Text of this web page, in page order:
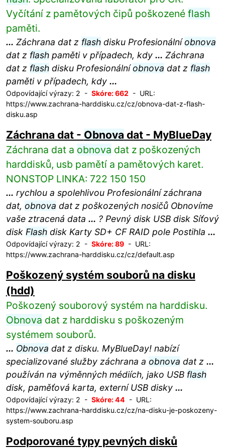
Vyčítání z pamětových čipů poškozené flash
paměti.
... Záchrana dat z flashdisku Profesionálníobnova
dat z flashpaměti v případech, kdy ... Záchrana
dat z flashdisku Profesionálníobnova dat z flash
paměti v případech, kdy ...
Odpovídající výrazy: 2 - Skóre: 662- URL:
https://www.zachrana-harddisku.cz/cz/obnova-dat-z-flash-
disku.asp
Záchrana dat - Obnova dat - MyBlueDay
Záchrana dat a obnova dat z poškozených
harddisků, usb pamětí a pamětových karet.
NONSTOP LINKA: 722 150 150
... rychlou a spolehlivou Profesionální záchrana
dat, obnova dat z poškozených nosičů Obnovíme
vaše ztracená data ... ? Pevný disk USB disk Síťový
disk Flashdisk Karty SD+ CF RAID pole Postihla ...
Odpovídající výrazy: 2 - Skóre: 89- URL:
https://www.zachrana-harddisku.cz/cz/default.asp
Poškozený systém souborů na disku
(hdd)
Poškozený souborový systém na harddisku.
Obnova dat z harddisku s poškozeným
systémem souborů.
... Obnova dat z disku. MyBlueDay! nabízí
specializované služby záchrana a obnova dat z ...
používán na výměnných médiích, jako USB flash
disk, paměťová karta, externí USB disky ...
Odpovídající výrazy: 2 - Skóre: 44 - URL:
https://www.zachrana-harddisku.cz/cz/na-disku-je-poskozeny-
system-souboru.asp
Podporované typy pevných disků